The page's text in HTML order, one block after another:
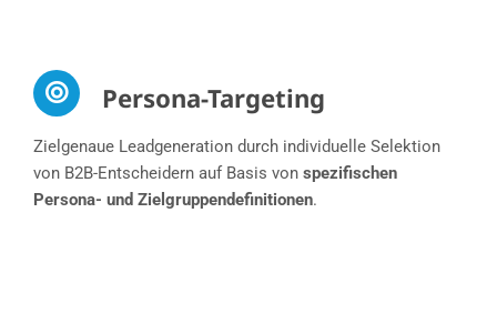
Persona-Targeting
Zielgenaue Leadgeneration durch individuelle Selektion
von B2B-Entscheidern auf Basis von spezifischen
Persona- und Zielgruppendefinitionen.​